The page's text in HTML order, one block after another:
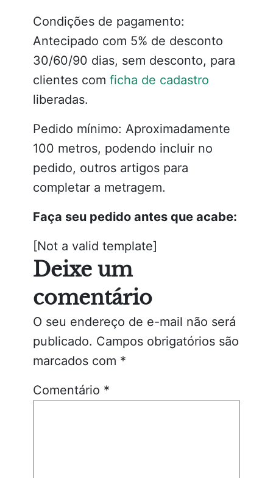
Condições de pagamento:
Antecipado com 5% de desconto
30/60/90 dias, sem desconto, para
clientes comficha de cadastro
liberadas.
Pedido mínimo: Aproximadamente
100 metros, podendo incluir no
pedido, outros artigos para
completar a metragem.
Faça seu pedido antes que acabe:
[Not a valid template]
Deixe um
comentário
O seu endereço de e-mail não será
publicado. Campos obrigatórios são
marcados com *
Comentário *